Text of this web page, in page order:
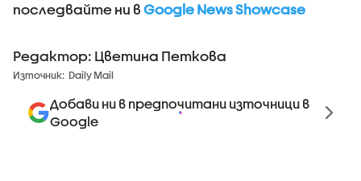
последвайте ни в Google News Showcase
Редактор: Цветина Петкова
Източник: Daily Mail
Добави ни в предпочитани източници в
Google